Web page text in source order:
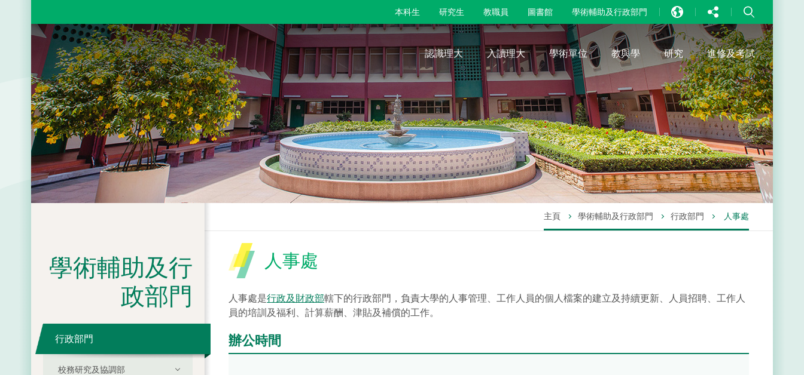
本科生 研究生 教職員 圖書館 學術輔助及行政部門
EN
中文
PT
認識理大 入讀理大 學術單位 教與學 研究 進修及考試
學術輔助及行
政部門
行政部門
校務研究及協調部
主頁 學術輔助及行政部門 行政部門 人事處
人事處
人事處是行政及財政部轄下的行政部門，負責大學的人事管理、工作人員的個人檔案的建立及持續更新、人員招聘、工作人
員的培訓及福利、計算薪酬、津貼及補償的工作。
辦公時間